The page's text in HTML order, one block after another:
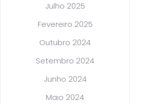
Julho 2025
Fevereiro 2025
Outubro 2024
Setembro 2024
Junho 2024
Maio 2024